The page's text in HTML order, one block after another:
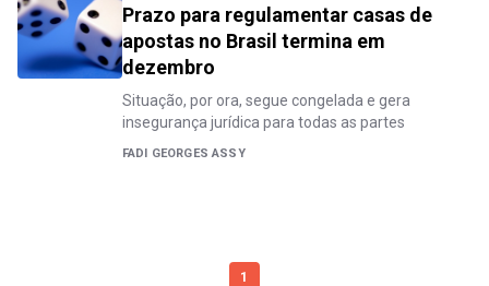
Prazo para regulamentar casas de
apostas no Brasil termina em
dezembro
Situação, por ora, segue congelada e gera
insegurança jurídica para todas as partes
FADI GEORGES ASSY
1